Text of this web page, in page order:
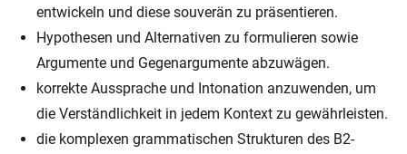
entwickeln und diese souverän zu präsentieren.
Hypothesen und Alternativen zu formulieren sowie
Argumente und Gegenargumente abzuwägen.
korrekte Aussprache und Intonation anzuwenden, um
die Verständlichkeit in jedem Kontext zu gewährleisten.
die komplexen grammatischen Strukturen des B2-